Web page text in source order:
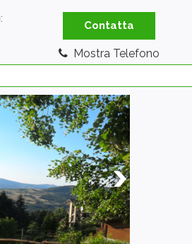
Contatta
Mostra Telefono